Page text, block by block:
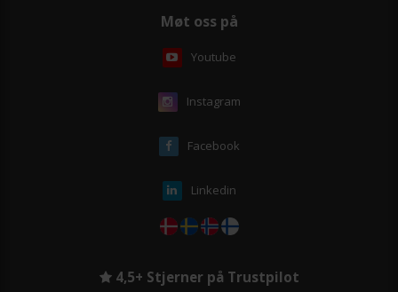
Møt oss på
Youtube
Instagram
Facebook
Linkedin
4,5+ Stjerner på Trustpilot